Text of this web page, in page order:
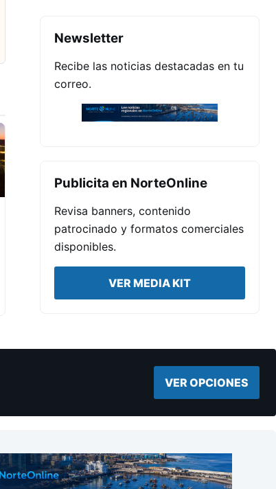
Newsletter
Recibe las noticias destacadas en tu
correo.
Publicita en NorteOnline
Revisa banners, contenido
patrocinado y formatos comerciales
disponibles.
VER MEDIA KIT
VER OPCIONES